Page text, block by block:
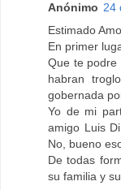
Anónimo 24
Estimado
En primer
Que te podre
habran
gobernada
Yo de mi
amigo Luis
No, bueno
De todas
su familia y